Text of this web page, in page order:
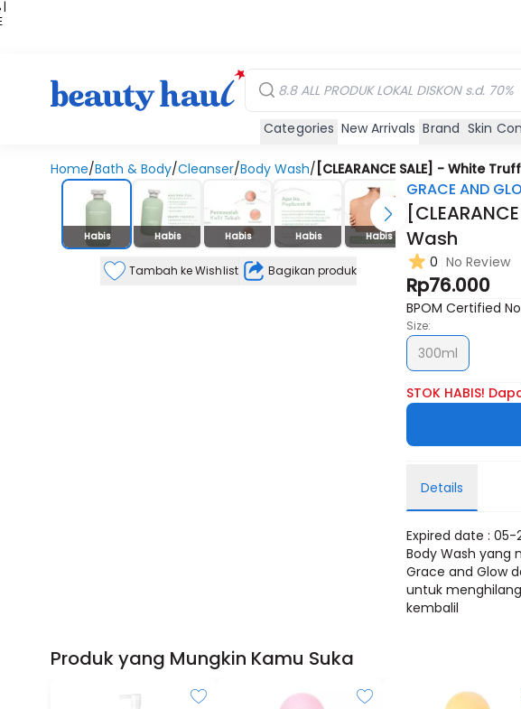
|
Categories New Arrivals Brand Skin
Home/Bath & Body/Cleanser/Body Wash/ [CLEARANCE SALE] - White
Stok Habis
Habis Habis Habis Habis Habis
Tambah ke Wishlist Bagikan produk
GRACE AND
Wash
0 No Review
Rp76.000
BPOM Certified
Size:
300ml
STOK HABIS!
Details
Expired date : 05-
Body Wash yang
Grace and Glow
untuk
kembalil
Produk yang Mungkin Kamu Suka